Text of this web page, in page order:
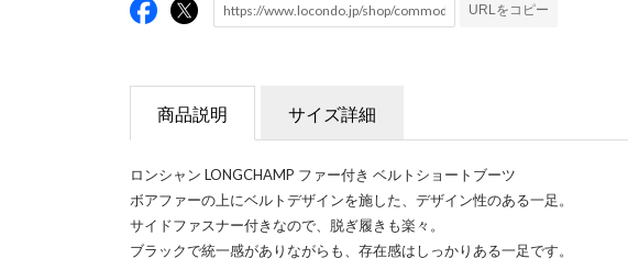
URLをコピー
商品説明 サイズ詳細
ロンシャン LONGCHAMP ファー付き ベルトショートブーツ
ボアファーの上にベルトデザインを施した、デザイン性のある一足。
サイドファスナー付きなので、脱ぎ履きも楽々。
ブラックで統一感がありながらも、存在感はしっかりある一足です。